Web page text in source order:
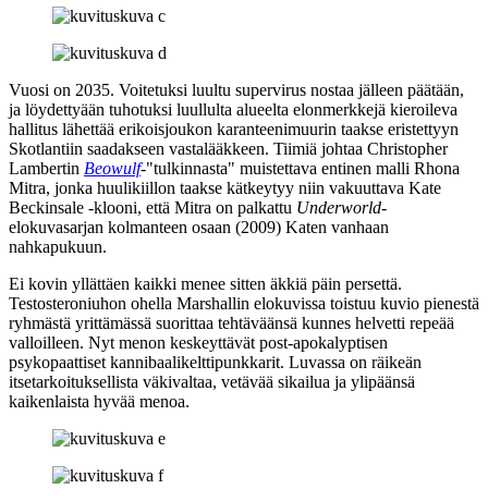
Vuosi on 2035. Voitetuksi luultu supervirus nostaa jälleen päätään,
ja löydettyään tuhotuksi luullulta alueelta elonmerkkejä kieroileva
hallitus lähettää erikoisjoukon karanteenimuurin taakse eristettyyn
Skotlantiin saadakseen vastalääkkeen. Tiimiä johtaa Christopher
Lambertin Beowulf-"tulkinnasta" muistettava entinen malli Rhona
Mitra, jonka huulikiillon taakse kätkeytyy niin vakuuttava Kate
Beckinsale ‑klooni, että Mitra on palkattu Underworld-
elokuvasarjan kolmanteen osaan (2009) Katen vanhaan
nahkapukuun.
Ei kovin yllättäen kaikki menee sitten äkkiä päin persettä.
Testosteroniuhon ohella Marshallin elokuvissa toistuu kuvio pienestä
ryhmästä yrittämässä suorittaa tehtäväänsä kunnes helvetti repeää
valloilleen. Nyt menon keskeyttävät post-apokalyptisen
psykopaattiset kannibaalikelttipunkkarit. Luvassa on räikeän
itsetarkoituksellista väkivaltaa, vetävää sikailua ja ylipäänsä
kaikenlaista hyvää menoa.